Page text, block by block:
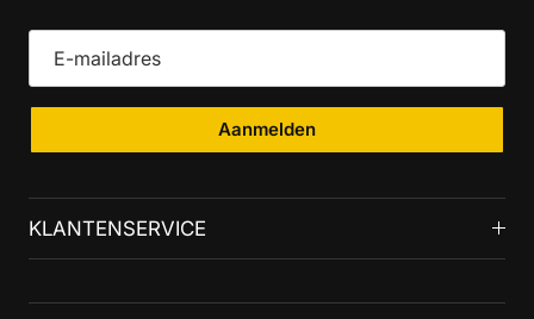
Aanmelden
KLANTENSERVICE